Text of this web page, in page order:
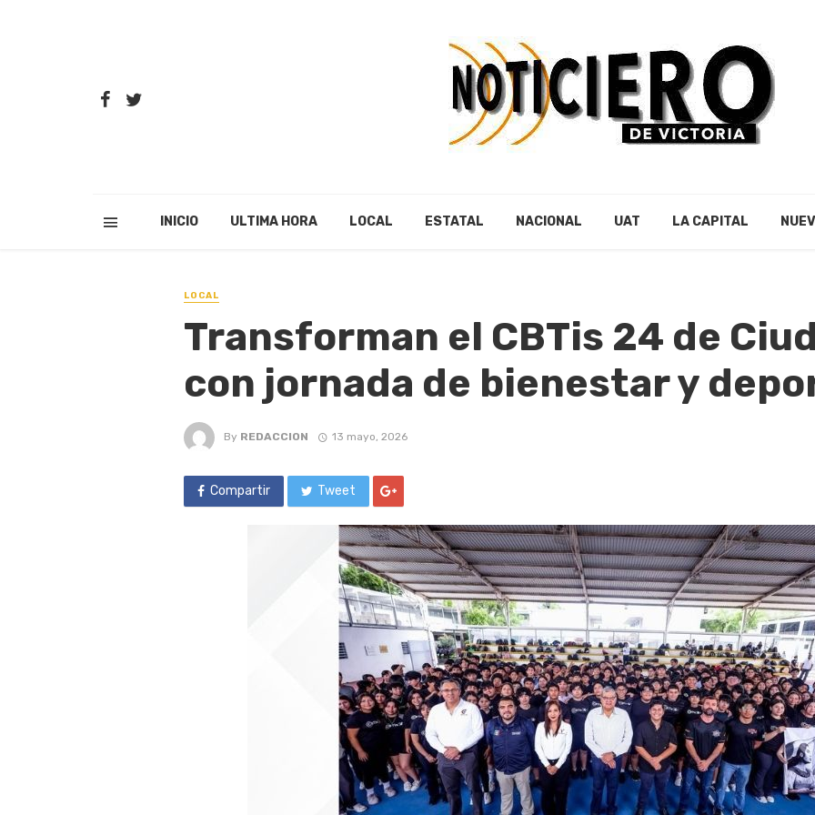
INICIO ULTIMA HORA LOCAL ESTATAL NACIONAL UAT LA CAPITAL
LOCAL
Transforman el CBTis 24 de
con jornada de bienestar y
By REDACCION 13 mayo, 2026
Compartir Tweet